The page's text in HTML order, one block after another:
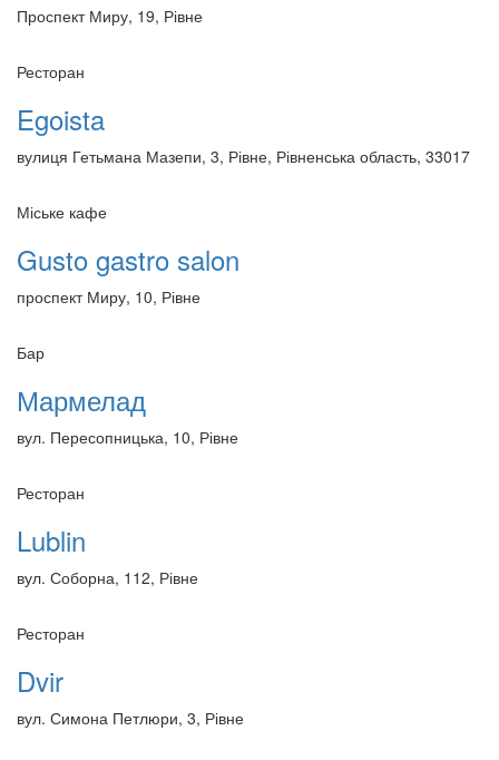
Проспект Миру, 19, Рівне
Ресторан
Egoista
вулиця Гетьмана Мазепи, 3, Рівне, Рівненська область, 33017
Міське кафе
Gusto gastro salon
проспект Миру, 10, Рівне
Бар
Мармелад
вул. Пересопницька, 10, Рівне
Ресторан
Lublin
вул. Соборна, 112, Рівне
Ресторан
Dvir
вул. Симона Петлюри, 3, Рівне